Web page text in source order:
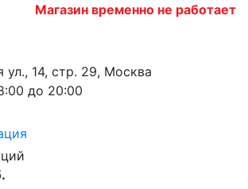
Магазин временно не работает
ул., 14, стр. 29, Москва
до 20:00